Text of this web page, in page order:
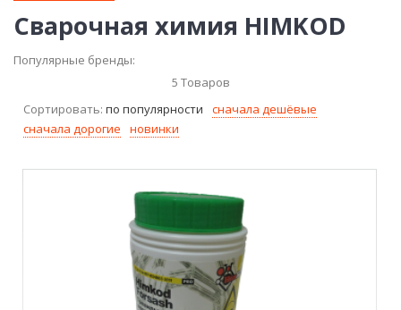
Сварочная химия HIMKOD
Популярные бренды:
5 Товаров
Сортировать: по популярности
сначала дешёвые
сначала дорогие
новинки